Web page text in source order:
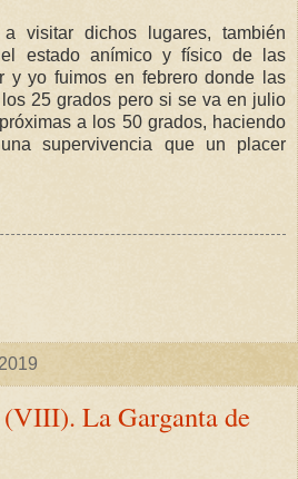
visitar dichos lugares, también
estado anímico y físico de las
y yo fuimos en febrero donde las
25 grados pero si se va en julio
a los 50 grados, haciendo
supervivencia que un placer
La Garganta de